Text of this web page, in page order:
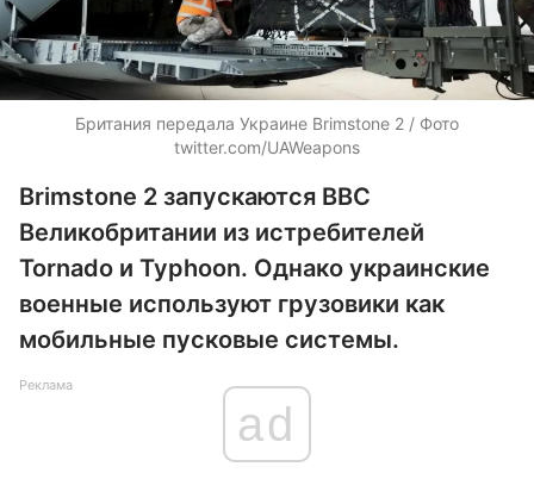
Британия передала Украине Brimstone 2 / Фото
twitter.com/UAWeapons
Brimstone 2 запускаются ВВС
Великобритании из истребителей
Tornado и Typhoon. Однако украинские
военные используют грузовики как
мобильные пусковые системы.
Реклама
ad